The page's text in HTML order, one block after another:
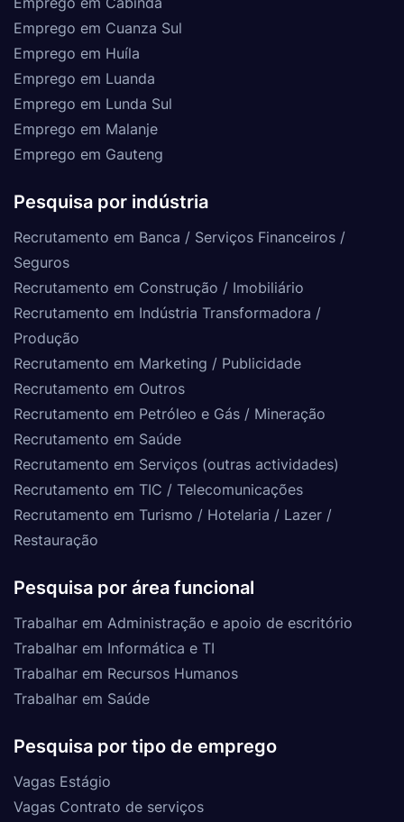
Emprego em Cuanza Sul
Emprego em Huíla
Emprego em Luanda
Emprego em Lunda Sul
Emprego em Malanje
Emprego em Gauteng
Pesquisa por indústria
Recrutamento em Banca / Serviços Financeiros /
Seguros
Recrutamento em Construção / Imobiliário
Recrutamento em Indústria Transformadora /
Produção
Recrutamento em Marketing / Publicidade
Recrutamento em Outros
Recrutamento em Petróleo e Gás / Mineração
Recrutamento em Saúde
Recrutamento em Serviços (outras actividades)
Recrutamento em TIC / Telecomunicações
Recrutamento em Turismo / Hotelaria / Lazer /
Restauração
Pesquisa por área funcional
Trabalhar em Administração e apoio de escritório
Trabalhar em Informática e TI
Trabalhar em Recursos Humanos
Trabalhar em Saúde
Pesquisa por tipo de emprego
Vagas Estágio
Vagas Contrato de serviços